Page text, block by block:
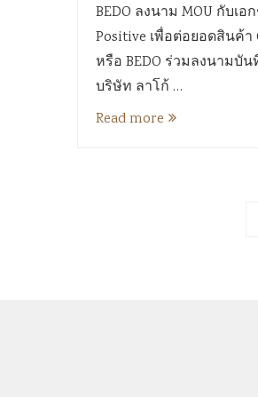
BEDO ลงนาม MOU กับ
Positive เพื่อต่อยอดสินค้
หรือ BEDO ร่วมลงนามบั
บริษัท ลาโก้ …
Read more